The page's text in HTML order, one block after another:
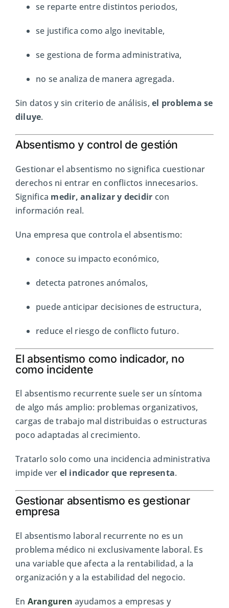
se reparte entre distintos periodos,
se justifica como algo inevitable,
se gestiona de forma administrativa,
no se analiza de manera agregada.
Sin datos y sin criterio de análisis,el problema se
diluye.
Absentismo y control de gestión
Gestionar el absentismo no significa cuestionar
derechos ni entrar en conflictos innecesarios.
Significa medir, analizar y decidir con
información real.
Una empresa que controla el absentismo:
conoce su impacto económico,
detecta patrones anómalos,
puede anticipar decisiones de estructura,
reduce el riesgo de conflicto futuro.
El absentismo como indicador, no
como incidente
El absentismo recurrente suele ser un síntoma
de algo más amplio: problemas organizativos,
cargas de trabajo mal distribuidas o estructuras
poco adaptadas al crecimiento.
Tratarlo solo como una incidencia administrativa
impide ver el indicador que representa.
Gestionar absentismo es gestionar
empresa
El absentismo laboral recurrente no es un
problema médico ni exclusivamente laboral. Es
una variable que afecta a la rentabilidad, a la
organización y a la estabilidad del negocio.
En Aranguren ayudamos a empresas y